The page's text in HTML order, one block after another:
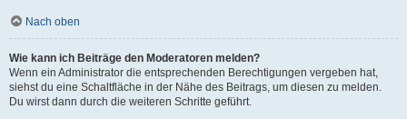
Nach oben
Wie kann ich Beiträge den Moderatoren melden?
Wenn ein Administrator die entsprechenden Berechtigungen vergeben hat,
siehst du eine Schaltfläche in der Nähe des Beitrags, um diesen zu melden.
Du wirst dann durch die weiteren Schritte geführt.